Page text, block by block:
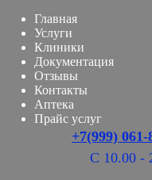
Главная
Услуги
Клиники
Документация
Отзывы
Контакты
Аптека
Прайс услуг
+7(999) 061-
С 10.00 -